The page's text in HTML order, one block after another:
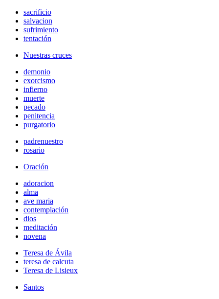
sacrificio
salvacion
sufrimiento
tentación
Nuestras cruces
demonio
exorcismo
infierno
muerte
pecado
penitencia
purgatorio
padrenuestro
rosario
Oración
adoracion
alma
ave maria
contemplación
dios
meditación
novena
Teresa de Ávila
teresa de calcuta
Teresa de Lisieux
Santos